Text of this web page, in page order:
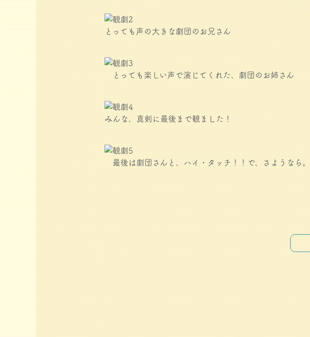
とっても声の大きな劇団のお兄さん
とっても楽しい声で演じてくれた、劇団のお姉さん
みんな、真剣に最後まで観ました！
最後は劇団さんと、ハイ・タッチ！！で、さようなら。